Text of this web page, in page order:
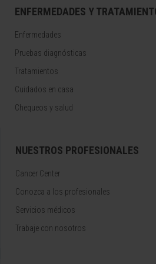
ENFERMEDADES Y
Enfermedades
Pruebas diagnósticas
Tratamientos
Cuidados en casa
Chequeos y salud
NUESTROS PROFESIONALES
Cancer Center
Conozca a los profesionales
Servicios médicos
Trabaje con nosotros